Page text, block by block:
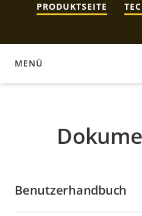
PRODUKTSEITE
MENÜ
DOKUMENTATION
Benutzerhandbuch